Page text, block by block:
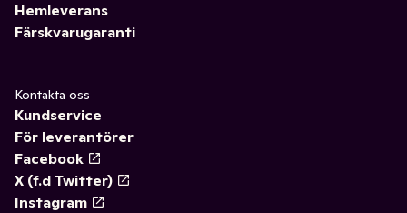
Hemleverans
Färskvarugaranti
Kontakta oss
Kundservice
För leverantörer
Facebook
X (f.d Twitter)
Instagram